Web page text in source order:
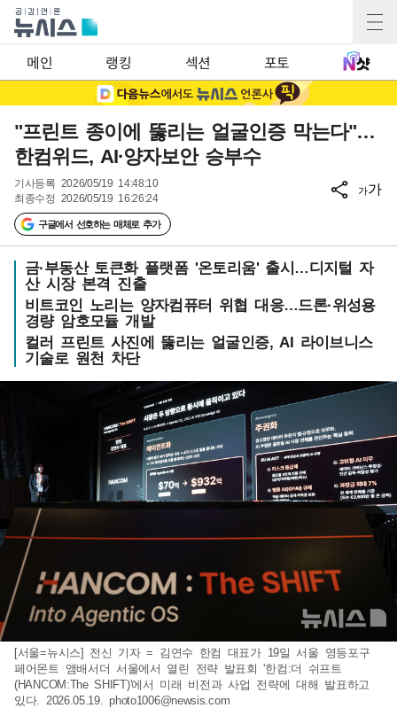
메인 랭킹 섹션 포토
"프린트 종이에 뚫리는 얼굴인증 막는다"…
한컴위드, AI·양자보안 승부수
기사등록 2026/05/19 14:48:10
최종수정 2026/05/19 16:26:24
구글에서 선호하는 매체로 추가
가가
금·부동산 토큰화 플랫폼 '온토리움' 출시…디지털 자
산 시장 본격 진출
비트코인 노리는 양자컴퓨터 위협 대응…드론·위성용
경량 암호모듈 개발
컬러 프린트 사진에 뚫리는 얼굴인증, AI 라이브니스
기술로 원천 차단
[서울=뉴시스] 전신 기자 = 김연수 한컴 대표가 19일 서울 영등포구
페어몬트 앰배서더 서울에서 열린 전략 발표회 '한컴:더 쉬프트
(HANCOM:The SHIFT)'에서 미래 비전과 사업 전략에 대해 발표하고
있다. 2026.05.19.photo1006@newsis.com